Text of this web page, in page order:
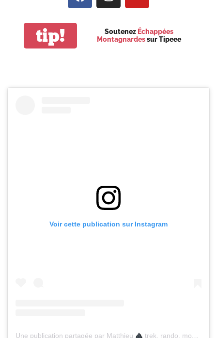
tip! Soutenez Échappées
Montagnardessur Tipeee
Voir cette publication sur Instagram
Une publication partagée par Matthieu trek, rando, montagne (@marcherverslebonheur)